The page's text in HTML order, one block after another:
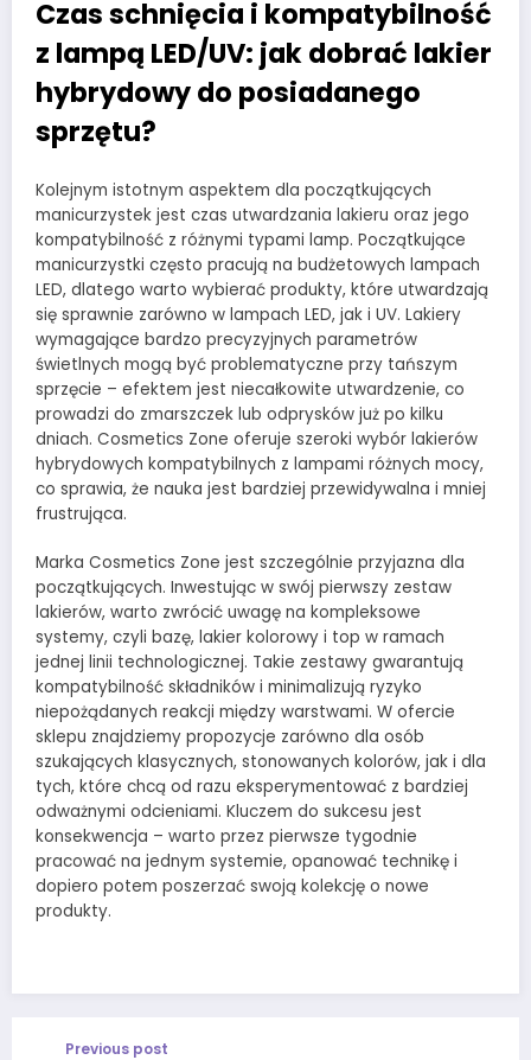
Czas schnięcia i kompatybilność
z lampą LED/UV: jak dobrać lakier
hybrydowy do posiadanego
sprzętu?
Kolejnym istotnym aspektem dla początkujących
manicurzystek jest czas utwardzania lakieru oraz jego
kompatybilność z różnymi typami lamp. Początkujące
manicurzystki często pracują na budżetowych lampach
LED, dlatego warto wybierać produkty, które utwardzają
się sprawnie zarówno w lampach LED, jak i UV. Lakiery
wymagające bardzo precyzyjnych parametrów
świetlnych mogą być problematyczne przy tańszym
sprzęcie – efektem jest niecałkowite utwardzenie, co
prowadzi do zmarszczek lub odprysków już po kilku
dniach. Cosmetics Zone oferuje szeroki wybór lakierów
hybrydowych kompatybilnych z lampami różnych mocy,
co sprawia, że nauka jest bardziej przewidywalna i mniej
frustrująca.
Marka Cosmetics Zone jest szczególnie przyjazna dla
początkujących. Inwestując w swój pierwszy zestaw
lakierów, warto zwrócić uwagę na kompleksowe
systemy, czyli bazę, lakier kolorowy i top w ramach
jednej linii technologicznej. Takie zestawy gwarantują
kompatybilność składników i minimalizują ryzyko
niepożądanych reakcji między warstwami. W ofercie
sklepu znajdziemy propozycje zarówno dla osób
szukających klasycznych, stonowanych kolorów, jak i dla
tych, które chcą od razu eksperymentować z bardziej
odważnymi odcieniami. Kluczem do sukcesu jest
konsekwencja – warto przez pierwsze tygodnie
pracować na jednym systemie, opanować technikę i
dopiero potem poszerzać swoją kolekcję o nowe
produkty.
Previous post